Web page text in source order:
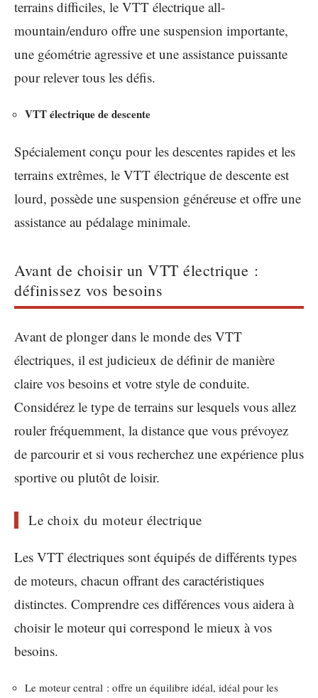
terrains difficiles, le VTT électrique all-
mountain/enduro offre une suspension importante,
une géométrie agressive et une assistance puissante
pour relever tous les défis.
VTT électrique de descente
Spécialement conçu pour les descentes rapides et les
terrains extrêmes, le VTT électrique de descente est
lourd, possède une suspension généreuse et offre une
assistance au pédalage minimale.
Avant de choisir un VTT électrique :
définissez vos besoins
Avant de plonger dans le monde des VTT
électriques, il est judicieux de définir de manière
claire vos besoins et votre style de conduite.
Considérez le type de terrains sur lesquels vous allez
rouler fréquemment, la distance que vous prévoyez
de parcourir et si vous recherchez une expérience plus
sportive ou plutôt de loisir.
Le choix du moteur électrique
Les VTT électriques sont équipés de différents types
de moteurs, chacun offrant des caractéristiques
distinctes. Comprendre ces différences vous aidera à
choisir le moteur qui correspond le mieux à vos
besoins.
Le moteur central : offre un équilibre idéal, idéal pour les